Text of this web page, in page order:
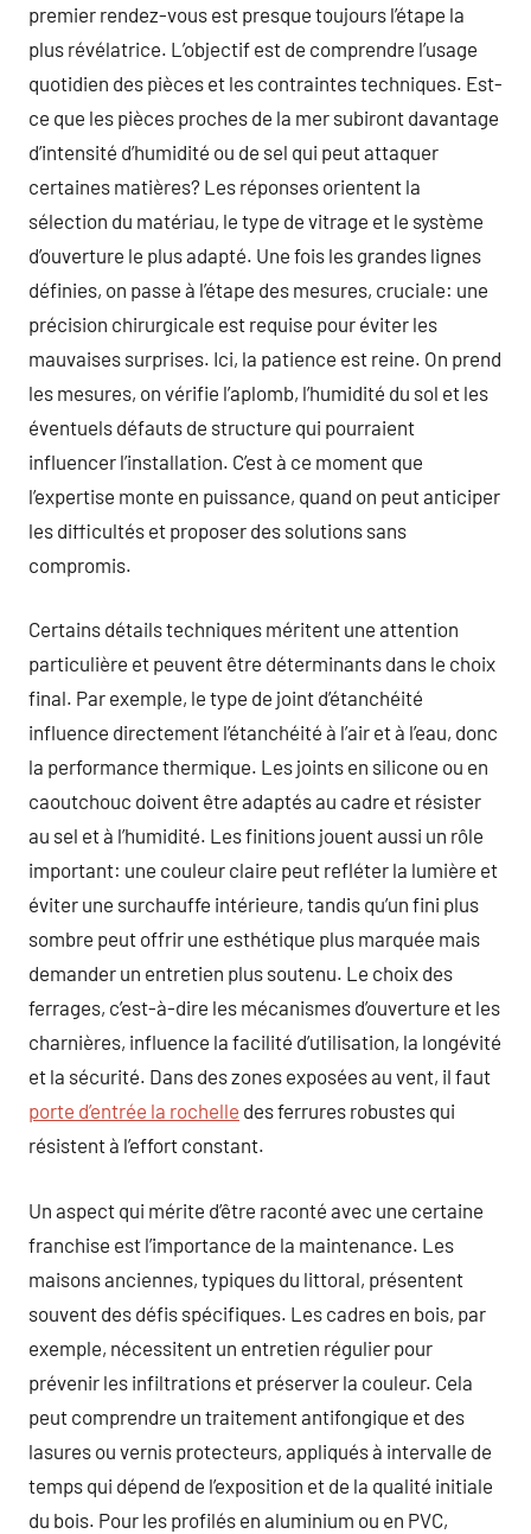
premier rendez-vous est presque toujours l’étape la
plus révélatrice. L’objectif est de comprendre l’usage
quotidien des pièces et les contraintes techniques. Est-
ce que les pièces proches de la mer subiront davantage
d’intensité d’humidité ou de sel qui peut attaquer
certaines matières? Les réponses orientent la
sélection du matériau, le type de vitrage et le système
d’ouverture le plus adapté. Une fois les grandes lignes
définies, on passe à l’étape des mesures, cruciale: une
précision chirurgicale est requise pour éviter les
mauvaises surprises. Ici, la patience est reine. On prend
les mesures, on vérifie l’aplomb, l’humidité du sol et les
éventuels défauts de structure qui pourraient
influencer l’installation. C’est à ce moment que
l’expertise monte en puissance, quand on peut anticiper
les difficultés et proposer des solutions sans
compromis.
Certains détails techniques méritent une attention
particulière et peuvent être déterminants dans le choix
final. Par exemple, le type de joint d’étanchéité
influence directement l’étanchéité à l’air et à l’eau, donc
la performance thermique. Les joints en silicone ou en
caoutchouc doivent être adaptés au cadre et résister
au sel et à l’humidité. Les finitions jouent aussi un rôle
important: une couleur claire peut refléter la lumière et
éviter une surchauffe intérieure, tandis qu’un fini plus
sombre peut offrir une esthétique plus marquée mais
demander un entretien plus soutenu. Le choix des
ferrages, c’est-à-dire les mécanismes d’ouverture et les
charnières, influence la facilité d’utilisation, la longévité
et la sécurité. Dans des zones exposées au vent, il faut
porte d’entrée la rochelle des ferrures robustes qui
résistent à l’effort constant.
Un aspect qui mérite d’être raconté avec une certaine
franchise est l’importance de la maintenance. Les
maisons anciennes, typiques du littoral, présentent
souvent des défis spécifiques. Les cadres en bois, par
exemple, nécessitent un entretien régulier pour
prévenir les infiltrations et préserver la couleur. Cela
peut comprendre un traitement antifongique et des
lasures ou vernis protecteurs, appliqués à intervalle de
temps qui dépend de l’exposition et de la qualité initiale
du bois. Pour les profilés en aluminium ou en PVC,